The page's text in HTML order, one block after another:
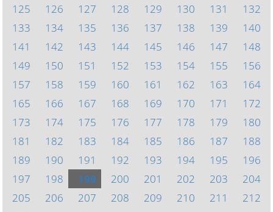
125
126 127 128 129 130 131
132
133
134 135 136 137 138 139
140
141
142 143 144 145 146 147
148
149
150 151 152 153 154 155
156
157
158 159 160 161 162 163
164
165
166 167 168 169 170 171
172
173
174 175 176 177 178 179
180
181
182 183 184 185 186 187
188
189
190 191 192 193 194 195
196
197
198 199 200 201 202 203
204
205
206 207 208 209 210 211
212